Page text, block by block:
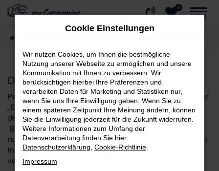
Zum
springen
0
MENÜ
Datenschutzerklärung
Personenbezogene Daten (nachfolgend zumeist nur
„Daten“ genannt) werden von uns nur im Rahmen
der Erforderlichkeit sowie zum Zwecke der
Bereitstellung eines funktionsfähigen und
nutzerfreundlichen Internetauftritts, inklusive seiner
Inhalte und der dort angebotenen Leistungen,
verarbeitet.
Cookie Einstellungen
Wir nutzen Cookies, um Ihnen die bestmögliche
Nutzung unserer Webseite zu ermöglichen und unsere
Kommunikation mit Ihnen zu verbessern. Wir
berücksichtigen hierbei Ihre Präferenzen und
verarbeiten Daten für Marketing und Statistiken nur,
wenn Sie uns Ihre Einwilligung geben. Wenn Sie zu
einem späteren Zeitpunkt Ihre Meinung ändern, können
Sie die Einwilligung jederzeit für die Zukunft widerrufen.
Weitere Informationen zum Umfang der
Datenverarbeitung finden Sie hier:
Datenschutzerklärung Cookie-Richtlinie
Impressum